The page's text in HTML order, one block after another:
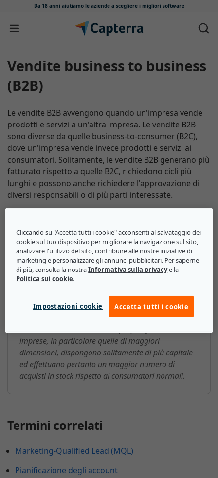
Da 18 anni aiutiamo le aziende a scegliere i migliori software
Salta e vai al contenuto
Vendite business to business
(B2B)
Le vendite B2B avvengono quando un'impresa vende
prodotti e servizi a un'altra impresa. Le vendite B2B
sono diverse da quelle business-to-consumer (B2C),
dove un'impresa vende invece prodotti e servizi ai
consumatori. Solitamente, le vendite B2B generano più
fatturato rispetto a quelle B2C, richiedono cicli più
lunghi e possono anche richiedere l'approvazione di
diversi responsabili o di più parti interessate.
Vendite business to business
(B2B): ecco cosa devono sapere le
piccole e medie imprese
Trattandosi di un modello con più stabilità di
mercato rispetto alle vendite B2C, le vendite B2B
sono indubbiamente vantaggiose per le PMI
intenzionate ad aumentare il proprio fatturato. Le
imprese, in particolare quelle di maggiori
dimensioni, dispongono solitamente di più capitale
ed effettuano pertanto un maggior numero di
acquisti in stock rispetto ai consumatori normali.
Termini correlati
Marketing-Qualified Lead (MQL)
Pianificazione degli account
Cliccando su "Accetta tutti i cookie" acconsenti al salvataggio dei
cookie sul tuo dispositivo per migliorare la navigazione sul sito,
analizzare l'utilizzo del sito, contribuire alle nostre iniziative di
marketing e personalizzare gli annunci pubblicitari. Per saperne
di più, consulta la nostraInformativa sulla privacye la
Politica sui cookie.
Impostazioni cookie Accetta tutti i cookie